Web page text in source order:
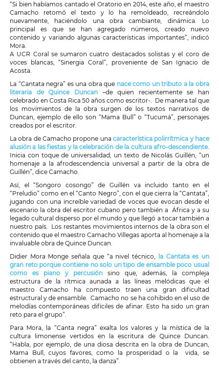
“Si bien habíamos cantado el Oratorio en 2014, este año, el maestro
Camacho retomó el texto y lo ha remoldeado, recreándolo
nuevamente, haciéndolo una obra cambiante, dinámica. Lo
principal es que se han agregado números, creado nuevo
contenido y variando algunas características importantes”, indicó
Mora.
A UCR Coral se sumaron cuatro destacados solistas y el coro de
voces blancas, “Sinergia Coral”, proveniente de San Ignacio de
Acosta.
La “Cantata negra” es una obra que nace como un tributo a la obra
literaria de Quince Duncan –de quien recientemente se han
celebrado en Costa Rica 50 años como escritor-. De manera tal que
los movimientos de la obra surgen de los textos narrativos de
Duncan, ejemplo de ello son “Mama Bull” o “Tucumá”, personajes
creados por el escritor.
La obra de Camacho propone una característica polirrítmica y hace
alusión a las fiestas y la celebración de la cultura afro-descendiente.
Inicia con toque de universalidad, un texto de Nicolás Guillén, “un
homenaje a la afrodescendencia universal a partir de la obra de
Guillén”, dice Camacho.
Así, el “Songoro cosongo” de Guillén va incluido tanto en el
“Preludio” como en el “Canto Negro”, con el que cierra la “Cantata”,
jugando con una increíble variedad de voces que evocan desde el
escenario la obra del escritor cubano pero también a África y a su
legado cultural disperso por el mundo y que llegó a tocar también a
nuestro país. Los restantes movimientos internos de la obra son el
contenido que el maestro Camacho Villegas aporta al homenaje a la
invaluable obra de Quince Duncan.
Didier Mora Monge señala que “a nivel técnico, la Cantata es un
gran reto porque contiene no solo un tipo de ensamble poco usual
como es piano y percusión sino que, además, la compleja
estructura de la rítmica aunada a las líneas melódicas que el
maestro Camacho ha compuesto traen una gran dificultad
estructural y de ensamble. Camacho no se ha cohibido en el uso de
melodías contemporáneas difíciles de afinar. Esto ha sido un gran
reto para el grupo”.
Para Mora, la “Canta negra” exalta los valores y la mística de la
cultura limonense vertidos en la escritura de Quince Duncan.
“Habla, por ejemplo, de una diosa descrita en la obra de Duncan,
Mama Bull, cuyos favores, como la prosperidad o la vida, se
obtienen a través del canto, la danza”.